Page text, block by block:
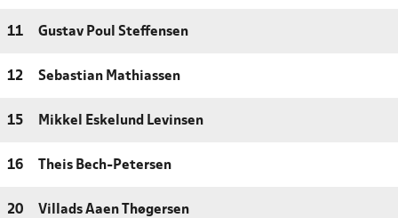
11 Gustav Poul Steffensen
12 Sebastian Mathiassen
15 Mikkel Eskelund Levinsen
16 Theis Bech-Petersen
20 Villads Aaen Thøgersen